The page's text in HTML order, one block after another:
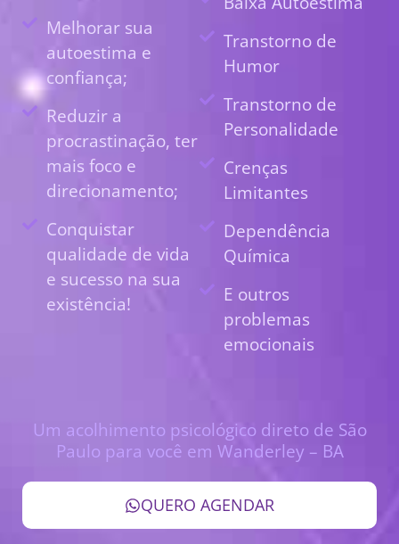
Melhorar sua
autoestima e
confiança;
Reduzir a
procrastinação, ter
mais foco e
direcionamento;
Conquistar
qualidade de vida
e sucesso na sua
existência!
Transtorno de
Humor
Transtorno de
Personalidade
Crenças
Limitantes
Dependência
Química
E outros
problemas
emocionais
Um acolhimento psicológico direto de São
Paulo para você em Wanderley – BA
QUERO AGENDAR